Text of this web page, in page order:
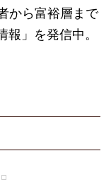
から富裕層まで
」を発信中。